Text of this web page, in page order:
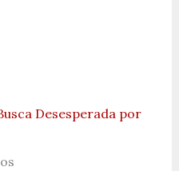
Desesperada por